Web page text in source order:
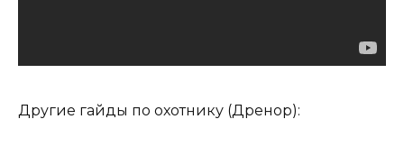
Другие гайды по охотнику (Дренор):